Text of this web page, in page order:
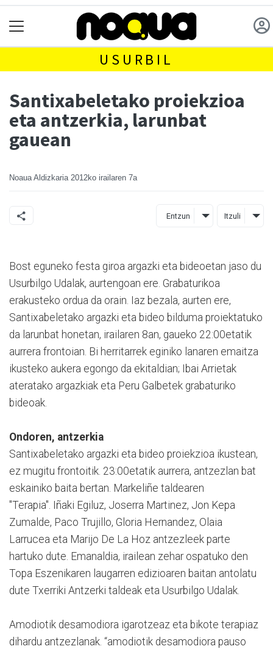
USURBIL
Santixabeletako proiekzioa
eta antzerkia, larunbat
gauean
Noaua Aldizkaria 2012ko irailaren 7a
Entzun Itzuli
Bost eguneko festa giroa argazki eta bideoetan jaso du
Usurbilgo Udalak, aurtengoan ere. Grabaturikoa
erakusteko ordua da orain. Iaz bezala, aurten ere,
Santixabeletako argazki eta bideo bilduma proiektatuko
da larunbat honetan, irailaren 8an, gaueko 22:00etatik
aurrera frontoian. Bi herritarrek eginiko lanaren emaitza
ikusteko aukera egongo da ekitaldian; Ibai Arrietak
ateratako argazkiak eta Peru Galbetek grabaturiko
bideoak.
Ondoren, antzerkia
Santixabeletako argazki eta bideo proiekzioa ikustean,
ez mugitu frontoitik. 23:00etatik aurrera, antzezlan bat
eskainiko baita bertan. Markeliñe taldearen
"Terapia". Iñaki Egiluz, Joserra Martinez, Jon Kepa
Zumalde, Paco Trujillo, Gloria Hernandez, Olaia
Larrucea eta Marijo De La Hoz antzezleek parte
hartuko dute. Emanaldia, irailean zehar ospatuko den
Topa Eszenikaren laugarren edizioaren baitan antolatu
dute Txerriki Antzerki taldeak eta Usurbilgo Udalak.
Amodiotik desamodiora igarotzeaz eta bikote terapiaz
dihardu antzezlanak. “amodiotik desamodiora pauso